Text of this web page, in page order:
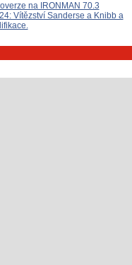
na IRONMAN 70.3
Vítězství Sanderse a Knibb a